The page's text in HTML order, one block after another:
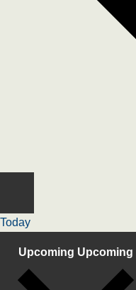
Today
Upcoming Upcoming